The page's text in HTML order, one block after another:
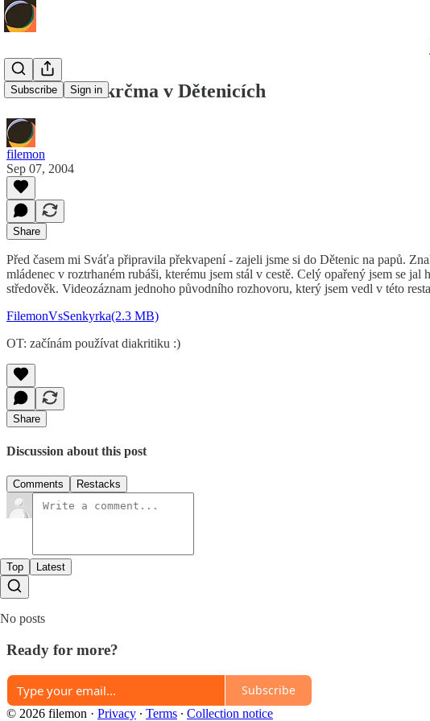
Subscribe Sign in
Středověká krčma v Dětenicích
filemon
Sep 07, 2004
Share
Před časem mi Sváťa připravila překvapení - zajeli jsme si do Dětenic na papů.
mládenec v roztrhaném rubáši, kterému jsem stál v cestě. Celý opařený jsem se
středověk. Videozáznam jednoho původního rozhovoru, který jsem vedl v této
FilemonVsSenkyrka(2.3 MB)
OT: začínám používat diakritiku :)
Share
Discussion about this post
Comments Restacks
Top Latest
No posts
Ready for more?
Subscribe
© 2026 filemon · Privacy ∙ Terms ∙ Collection notice